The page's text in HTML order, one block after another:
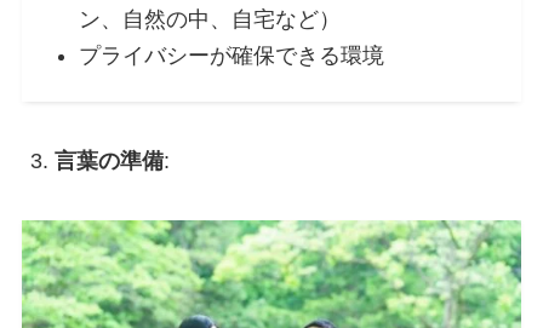
ン、自然の中、自宅など）
プライバシーが確保できる環境
言葉の準備: